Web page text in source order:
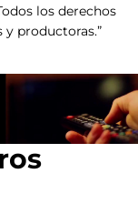
los derechos
y productoras.”